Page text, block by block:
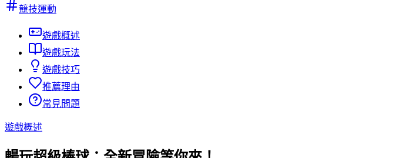
競技運動
遊戲概述
遊戲玩法
遊戲技巧
推薦理由
常見問題
遊戲概述